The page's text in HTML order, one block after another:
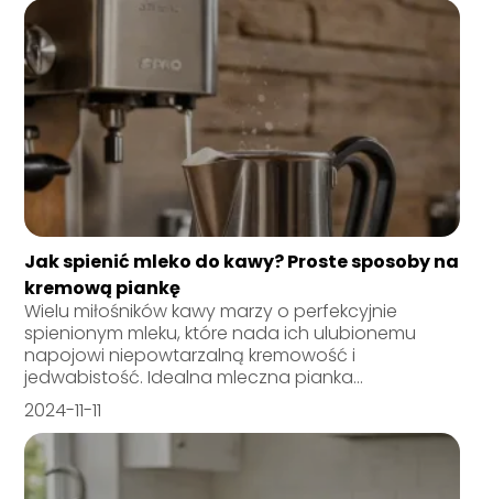
Jak spienić mleko do kawy? Proste sposoby na
kremową piankę
Wielu miłośników kawy marzy o perfekcyjnie
spienionym mleku, które nada ich ulubionemu
napojowi niepowtarzalną kremowość i
jedwabistość. Idealna mleczna pianka...
2024-11-11